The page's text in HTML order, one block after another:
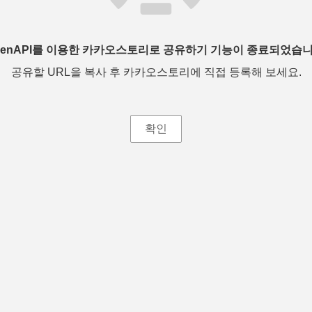
를 이용한 카카오스토리로 공유하기 기능이 종료되었습
공유할 URL을 복사 후 카카오스토리에 직접 등록해 보세요.
확인